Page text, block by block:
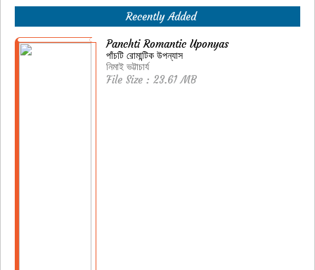
Recently Added
Panchti Romantic Uponyas
পাঁচটি রোমান্টিক উপন্যাস
নিমাই ভট্টাচার্য
File Size : 23.61 MB